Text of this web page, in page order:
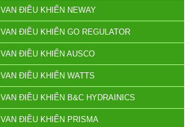
VAN ĐIỀU KHIỂN NEWAY
VAN ĐIỀU KHIỂN GO REGULATOR
VAN ĐIỀU KHIỂN AUSCO
VAN ĐIỀU KHIỂN WATTS
VAN ĐIỀU KHIỂN B&C HYDRAINICS
VAN ĐIỀU KHIỂN PRISMA